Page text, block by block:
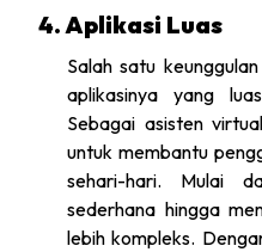
4. Aplikasi Luas
Salah satu
aplikasinya yang
Sebagai asisten
untuk membantu
sehari-hari. Mulai
sederhana hingga
lebih kompleks.